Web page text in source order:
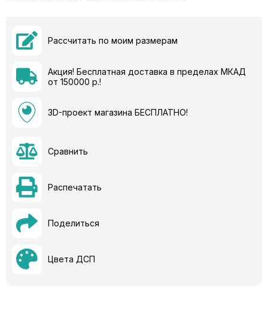
Рассчитать по моим размерам
Акция! Бесплатная доставка в пределах МКАД
от 150000 р.!
3D-проект магазина БЕСПЛАТНО!
Сравнить
Распечатать
Поделиться
Цвета ДСП